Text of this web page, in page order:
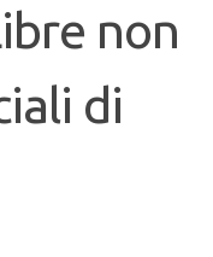
non
di